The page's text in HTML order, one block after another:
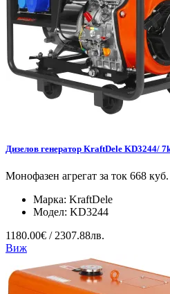
Дизелов генератор KraftDele KD3244/
Монофазен агрегат за ток 668
Марка: KraftDele
Модел: KD3244
1180.00€ / 2307.88лв.
Виж